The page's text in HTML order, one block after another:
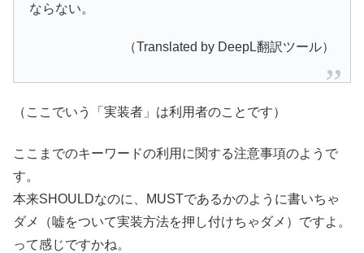
ならない。
（Translated by DeepL翻訳ツール）
（ここでいう「実装者」は利用者のことです）
ここまでのキーワードの利用に関する注意事項のようで
す。
本来SHOULDなのに、MUSTであるかのように書いちゃ
ダメ（嘘をついて実装方法を押し付けちゃダメ）ですよ。
って感じですかね。